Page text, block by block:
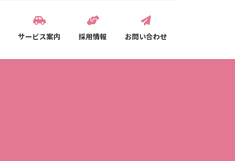
サービス案内 採用情報 お問い合わせ